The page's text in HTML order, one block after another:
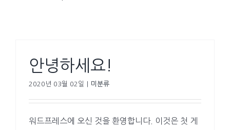
안녕하세요!
2020년 03월 02일 미분류
워드프레스에 오신 것을 환영합니다. 이것은 첫 게